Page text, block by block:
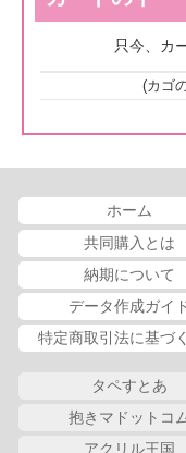
只今、カ
(カゴ
ホーム
共同購入とは
納期について
データ作成ガイ
特定商取引法に基づ
タペすとあ
抱きマドットコ
アクリル王国